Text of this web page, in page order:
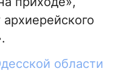
области